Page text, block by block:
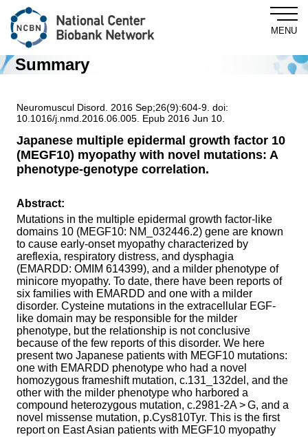
MENU
About NCBN
For Researchers
NewsLetter
News & Topics
Find Samples Method of provision
Q&A Access
関連サイト Contact Us
ENGLISH
Summary
Neuromuscul Disord. 2016 Sep;26(9):604-9. doi:
10.1016/j.nmd.2016.06.005. Epub 2016 Jun 10.
Japanese multiple epidermal growth factor 10
(MEGF10) myopathy with novel mutations: A
phenotype-genotype correlation.
Abstract:
Mutations in the multiple epidermal growth factor-like
domains 10 (MEGF10: NM_032446.2) gene are known
to cause early-onset myopathy characterized by
areflexia, respiratory distress, and dysphagia
(EMARDD: OMIM 614399), and a milder phenotype of
minicore myopathy. To date, there have been reports of
six families with EMARDD and one with a milder
disorder. Cysteine mutations in the extracellular EGF-
like domain may be responsible for the milder
phenotype, but the relationship is not conclusive
because of the few reports of this disorder. We here
present two Japanese patients with MEGF10 mutations:
one with EMARDD phenotype who had a novel
homozygous frameshift mutation, c.131_132del, and the
other with the milder phenotype who harbored a
compound heterozygous mutation, c.2981-2A > G, and a
novel missense mutation, p.Cys810Tyr. This is the first
report on East Asian patients with MEGF10 myopathy